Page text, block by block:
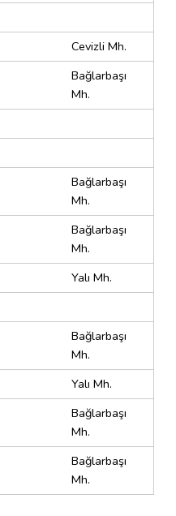
Cevizli Mh.
Bağlarbaşı
Mh.
Bağlarbaşı
Mh.
Bağlarbaşı
Mh.
Yalı Mh.
Bağlarbaşı
Mh.
Yalı Mh.
Bağlarbaşı
Mh.
Bağlarbaşı
Mh.